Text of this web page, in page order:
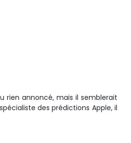
rien annoncé, mais il semblerait
des prédictions Apple, il